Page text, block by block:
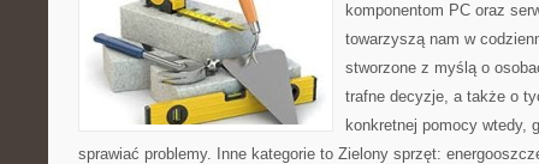
komponentom PC oraz
towarzyszą nam w
stworzone z myślą o
trafne decyzje, a także o
konkretnej pomocy wtedy,
sprawiać problemy. Inne kategorie to Zielony sprzęt: